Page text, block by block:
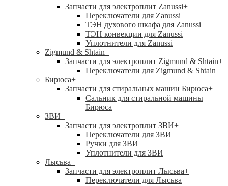
Запчасти для электроплит Zanussi+
Переключатели для Zanussi
ТЭН духового шкафа для Zanussi
ТЭН конвекции для Zanussi
Уплотнители для Zanussi
Zigmund & Shtain+
Запчасти для электроплит Zigmund & Shtain+
Переключатели для Zigmund & Shtain
Бирюса+
Запчасти для стиральных машин Бирюса+
Сальник для стиральной машины
Бирюса
ЗВИ+
Запчасти для электроплит ЗВИ+
Переключатели для ЗВИ
Ручки для ЗВИ
Уплотнители для ЗВИ
Лысьва+
Запчасти для электроплит Лысьва+
Переключатели для Лысьва